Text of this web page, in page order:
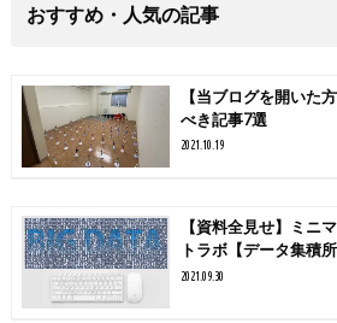
おすすめ・人気の記事
【当ブログを開いた
べき記事7選
2021.10.19
【資料全見せ】ミニ
トラボ【データ集積所
2021.09.30